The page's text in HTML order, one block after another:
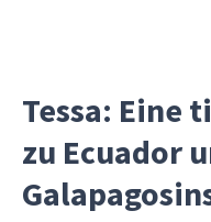
Tessa: Eine
zu Ecuador